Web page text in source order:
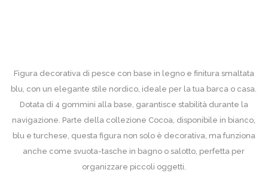
Figura decorativa di pesce con base in legno e finitura smaltata
blu, con un elegante stile nordico, ideale per la tua barca o casa.
Dotata di 4 gommini alla base, garantisce stabilità durante la
navigazione. Parte della collezione Cocoa, disponibile in bianco,
blu e turchese, questa figura non solo è decorativa, ma funziona
anche come svuota-tasche in bagno o salotto, perfetta per
organizzare piccoli oggetti.